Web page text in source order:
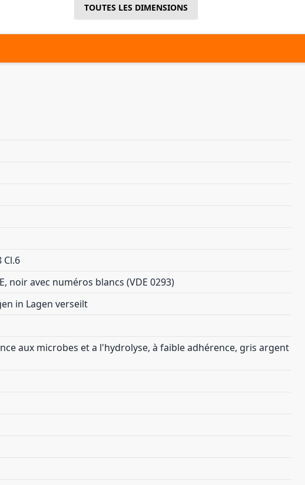
TOUTES LES DIMENSIONS
Cl.6
noir avec numéros blancs (VDE 0293)
in Lagen verseilt
aux microbes et a l'hydrolyse, à faible adhérence, gris argent